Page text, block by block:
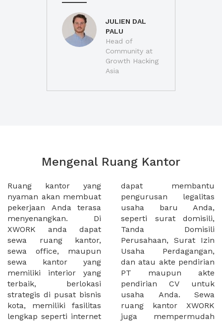
JULIEN DAL
PALU
Head of
Community at
Growth Hacking
Asia
Mengenal Ruang Kantor
Ruang kantor yang
nyaman akan membuat
pekerjaan Anda terasa
menyenangkan. Di
XWORK anda dapat
sewa ruang kantor,
sewa office, maupun
sewa kantor yang
memiliki interior yang
terbaik, berlokasi
strategis di pusat bisnis
kota, memiliki fasilitas
lengkap seperti internet
dapat membantu
pengurusan legalitas
usaha baru Anda,
seperti surat domisili,
Tanda Domisili
Perusahaan, Surat Izin
Usaha Perdagangan,
dan atau akte pendirian
PT maupun akte
pendirian CV untuk
usaha Anda. Sewa
ruang kantor XWORK
juga mempermudah